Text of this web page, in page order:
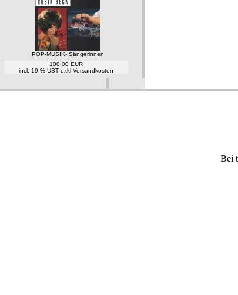
POP-MUSIK- Sängerinnen
100,00 EUR
incl. 19 % UST exkl. Versandkosten
Bei